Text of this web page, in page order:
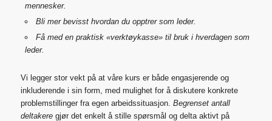
mennesker.
Bli mer bevisst hvordan du opptrer som leder.
Få med en praktisk «verktøykasse» til bruk i hverdagen som
leder.
Vi legger stor vekt på at våre kurs er både engasjerende og
inkluderende i sin form, med mulighet for å diskutere konkrete
problemstillinger fra egen arbeidssituasjon. Begrenset antall
deltakeregjør det enkelt å stille spørsmål og delta aktivt på